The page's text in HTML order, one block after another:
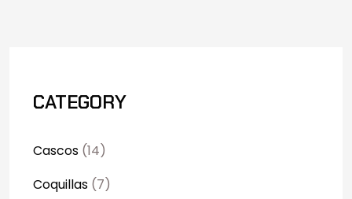
CATEGORY
Cascos (14)
Coquillas (7)